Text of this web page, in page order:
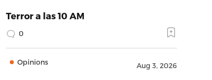
Terror a las 10 AM
0
Opinions Aug 3, 2026